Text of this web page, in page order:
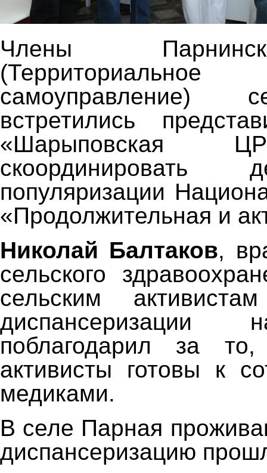
Члены
(Территориальное
самоуправление)
встретились
«Шарыповская
скоординировать
популяризации
«Продолжительная и
Николай Балтаков,
сельского
сельским
диспансеризации
поблагодарил за
активисты готовы к
медиками.
В селе Парная
диспансеризацию